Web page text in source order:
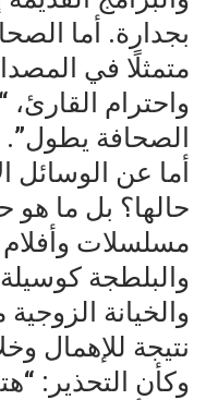
بجدارة. أما
متمثلًا في
واحترام
الصحافة يطول”.
أما عن الوسائل
حالها؟ بل ما هو
مسلسلات وأفلام
والبلطجة
والخيانة
نتيجة للإهمال
وكأن التحذير: